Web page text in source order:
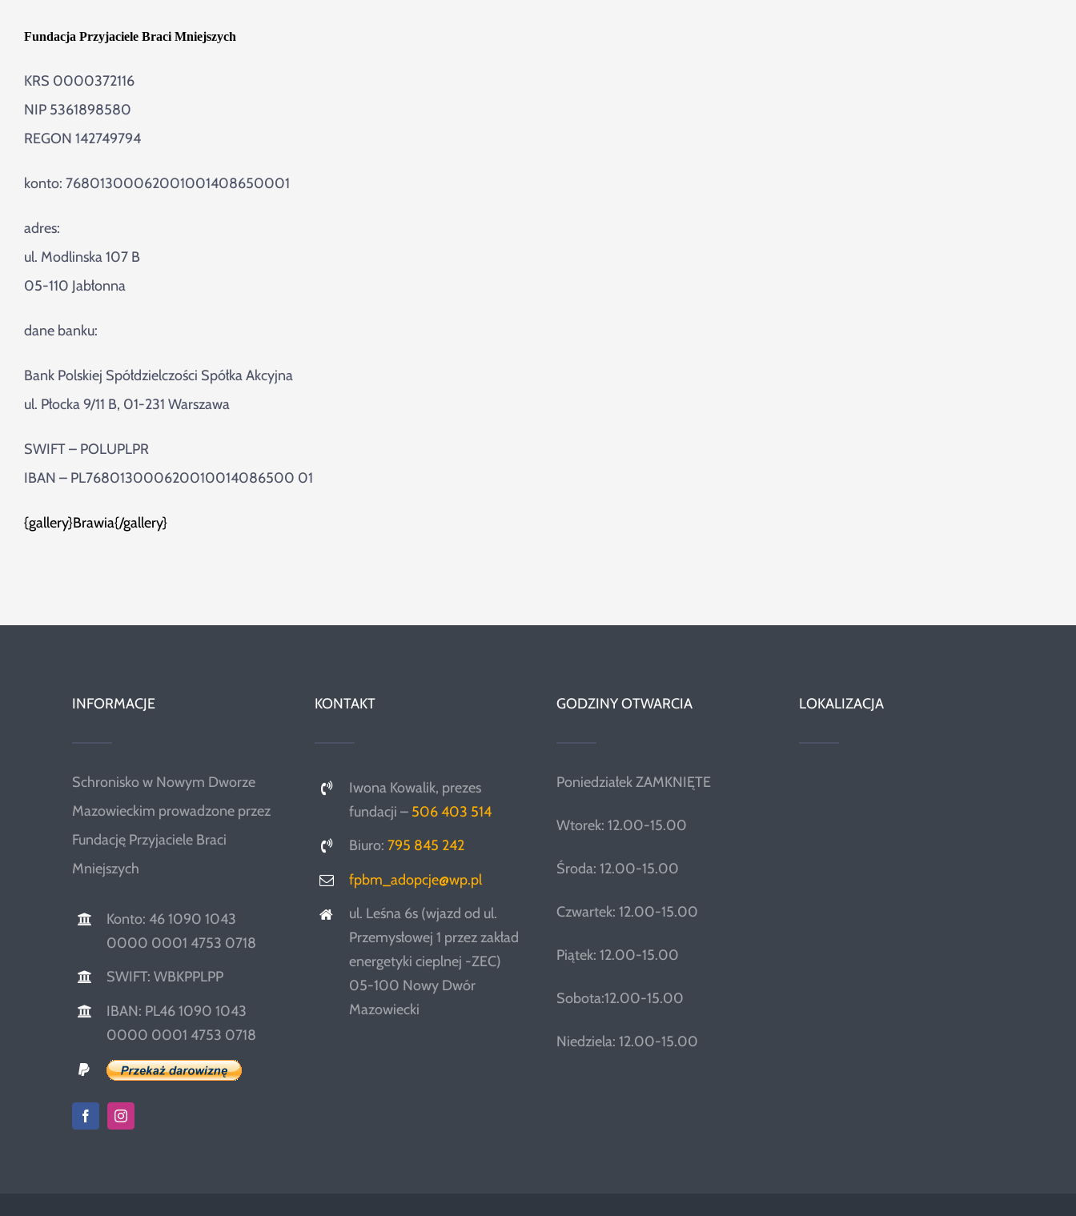
Fundacja Przyjaciele Braci Mniejszych
KRS 0000372116
NIP 5361898580
REGON 142749794
konto: 76801300062001001408650001
adres:
ul. Modlinska 107 B
05-110 Jabłonna
dane banku:
Bank Polskiej Spółdzielczości Spółka Akcyjna
ul. Płocka 9/11 B, 01-231 Warszawa
SWIFT – POLUPLPR
IBAN – PL768013000620010014086500 01
{gallery}Brawia{/gallery}
INFORMACJE
Schronisko w Nowym Dworze
Mazowieckim prowadzone przez
Fundację Przyjaciele Braci
Mniejszych
Konto: 46 1090 1043
0000 0001 4753 0718
SWIFT: WBKPPLPP
IBAN: PL46 1090 1043
0000 0001 4753 0718
KONTAKT
Iwona Kowalik, prezes
fundacji – 506 403 514
Biuro: 795 845 242
fpbm_adopcje@wp.pl
ul. Leśna 6s (wjazd od ul.
Przemysłowej 1 przez zakład
energetyki cieplnej -ZEC)
05-100 Nowy Dwór
Mazowiecki
GODZINY OTWARCIA
Poniedziałek ZAMKNIĘTE
Wtorek: 12.00-15.00
Środa: 12.00-15.00
Czwartek: 12.00-15.00
Piątek: 12.00-15.00
Sobota:12.00-15.00
Niedziela: 12.00-15.00
LOKALIZACJA